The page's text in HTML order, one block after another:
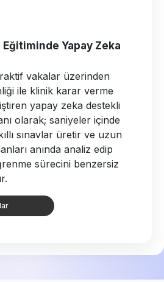
Yapay Zeka
vakalar üzerinden
ile klinik karar verme
yapay zeka destekli
olarak; saniyeler içinde
sınavlar üretir ve uzun
anında analiz edip
sürecini benzersiz